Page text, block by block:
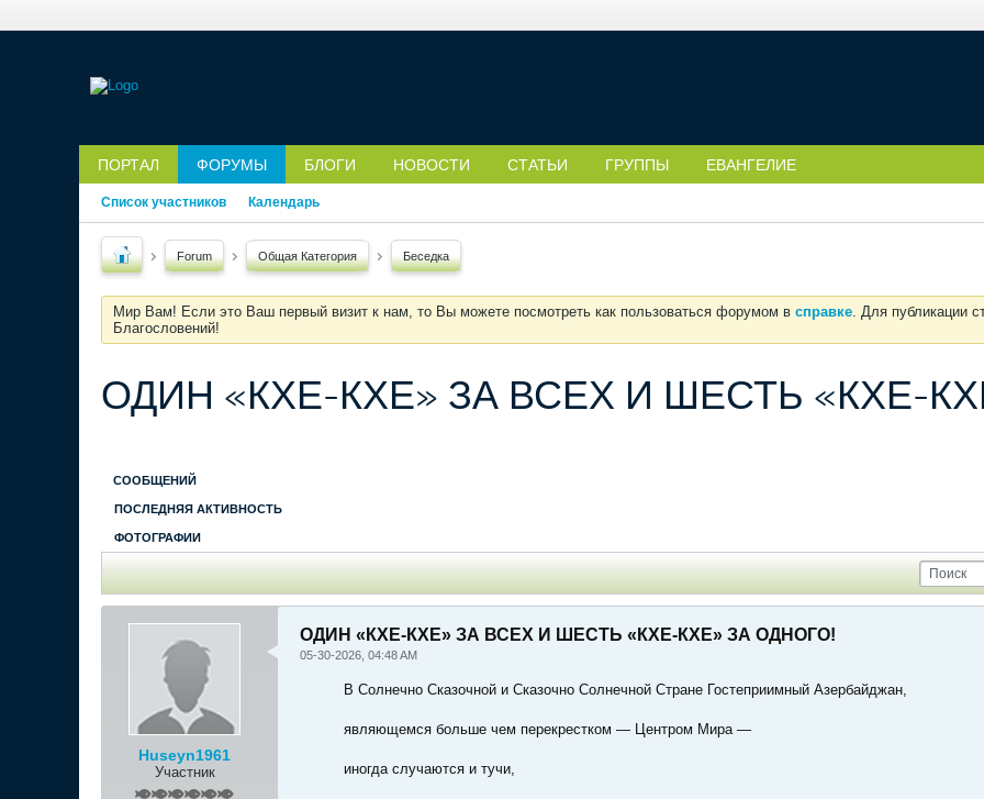
ПОРТАЛ ФОРУМЫ БЛОГИ НОВОСТИ СТАТЬИ ГРУППЫ ЕВАНГЕЛИЕ
Список участников Календарь
Forum Общая Категория Беседка
Мир Вам! Если это Ваш первый визит к нам, то Вы можете посмотреть как пользоваться форумом в справке. Для публикации
Благословений!
ОДИН «КХЕ-КХЕ» ЗА ВСЕХ И ШЕСТЬ «КХЕ-
СООБЩЕНИЙ
ПОСЛЕДНЯЯ АКТИВНОСТЬ
ФОТОГРАФИИ
Huseyn1961
Участник
ОДИН «КХЕ-КХЕ» ЗА ВСЕХ И ШЕСТЬ «КХЕ-КХЕ» ЗА ОДНОГО!
05-30-2026, 04:48 AM
В Солнечно Сказочной и Сказочно Солнечной Стране Гостеприимный Азербайджан,
являющемся больше чем перекрестком — Центром Мира —
иногда случаются и тучи,